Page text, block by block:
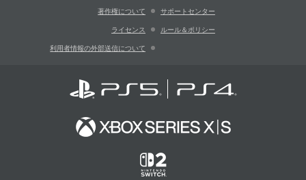
著作権について サポートセンター
ライセンス ルール＆ポリシー
利用者情報の外部送信について